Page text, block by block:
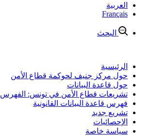
العربية
Français
البحث
الرئيسية
حول مركز جنيف لحوكمة قطاع الأمن
حول قاعدة البيانات
تشريعات قطاع الأمن في تونس: الفهرس 1956-2011
فهرس قاعدة البيانات القانونية
تشريع جديد
الإحصائيات
سياسة خاصة